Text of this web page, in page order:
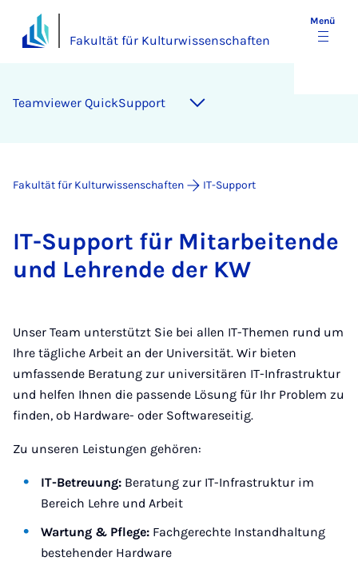
Fakultät für Kulturwissenschaften
Menü
Team­view­er QuickS­up­port
Fakultät für Kulturwissenschaften IT-Support
IT-Sup­­port für Mit­­a­r­­bei­ten­­de
und Leh­ren­­de der KW
Unser Team unterstützt Sie bei allen IT-Themen rund um
Ihre tägliche Arbeit an der Universität. Wir bieten
umfassende Beratung zur universitären IT-Infrastruktur
und helfen Ihnen die passende Lösung für Ihr Problem zu
finden, ob Hardware- oder Softwareseitig.
Zu unseren Leistungen gehören:
IT-Betreuung: Beratung zur IT-Infrastruktur im
Bereich Lehre und Arbeit
Wartung & Pflege: Fachgerechte Instandhaltung
bestehender Hardware